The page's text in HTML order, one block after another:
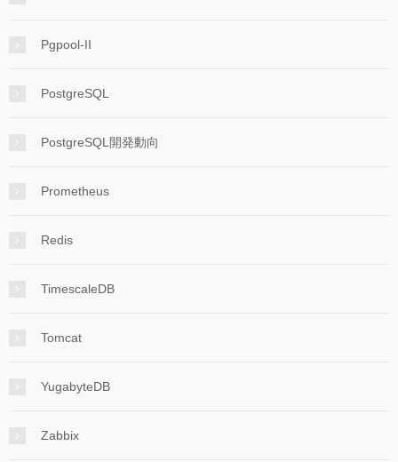
Pgpool-II
PostgreSQL
PostgreSQL開発動向
Prometheus
Redis
TimescaleDB
Tomcat
YugabyteDB
Zabbix